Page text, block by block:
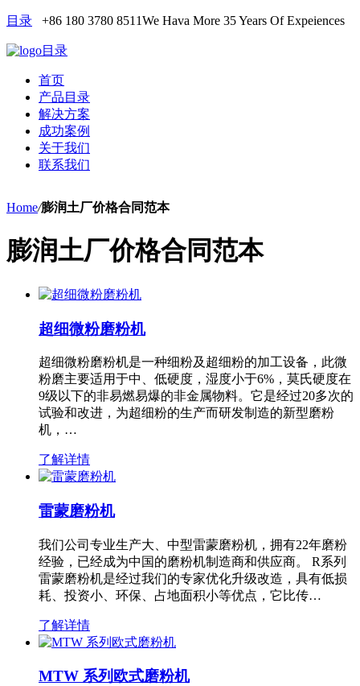
目录 +86 180 3780 8511We Hava More 35 Years Of Expeiences
目录
首页
产品目录
解决方案
成功案例
关于我们
联系我们
Home/膨润土厂价格合同范本
膨润土厂价格合同范本
超细微粉磨粉机
超细微粉磨粉机是一种细粉及超细粉的加工设备，此微
粉磨主要适用于中、低硬度，湿度小于6%，莫氏硬度在
9级以下的非易燃易爆的非金属物料。它是经过20多次的
试验和改进，为超细粉的生产而研发制造的新型磨粉
机，…
了解详情
雷蒙磨粉机
我们公司专业生产大、中型雷蒙磨粉机，拥有22年磨粉
经验，已经成为中国的磨粉机制造商和供应商。 R系列
雷蒙磨粉机是经过我们的专家优化升级改造，具有低损
耗、投资小、环保、占地面积小等优点，它比传…
了解详情
MTW 系列欧式磨粉机